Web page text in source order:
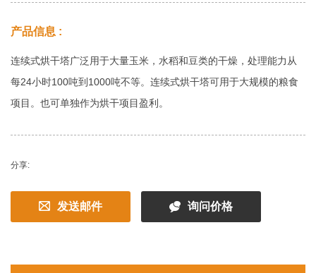
产品信息 :
连续式烘干塔广泛用于大量玉米，水稻和豆类的干燥，处理能力从
每24小时100吨到1000吨不等。连续式烘干塔可用于大规模的粮食
项目。也可单独作为烘干项目盈利。
分享:
发送邮件 询问价格